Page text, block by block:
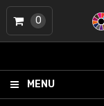
MENU
0